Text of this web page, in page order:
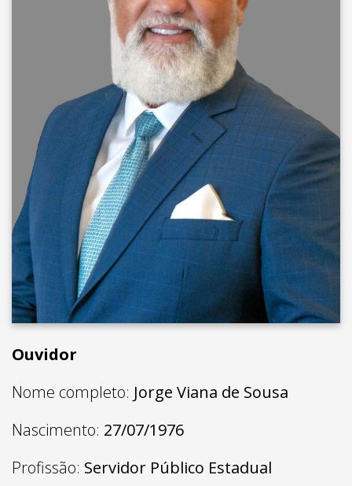
Ouvidor
Nome completo: Jorge Viana de Sousa
Nascimento: 27/07/1976
Profissão: Servidor Público Estadual